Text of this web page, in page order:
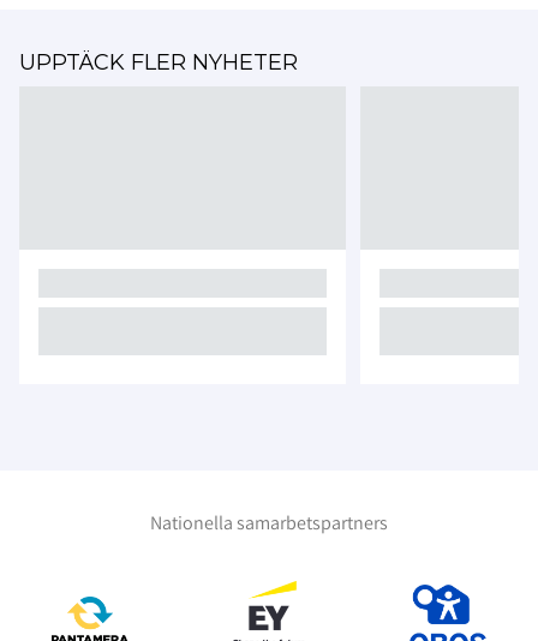
UPPTÄCK FLER NYHETER
Nationella samarbetspartners